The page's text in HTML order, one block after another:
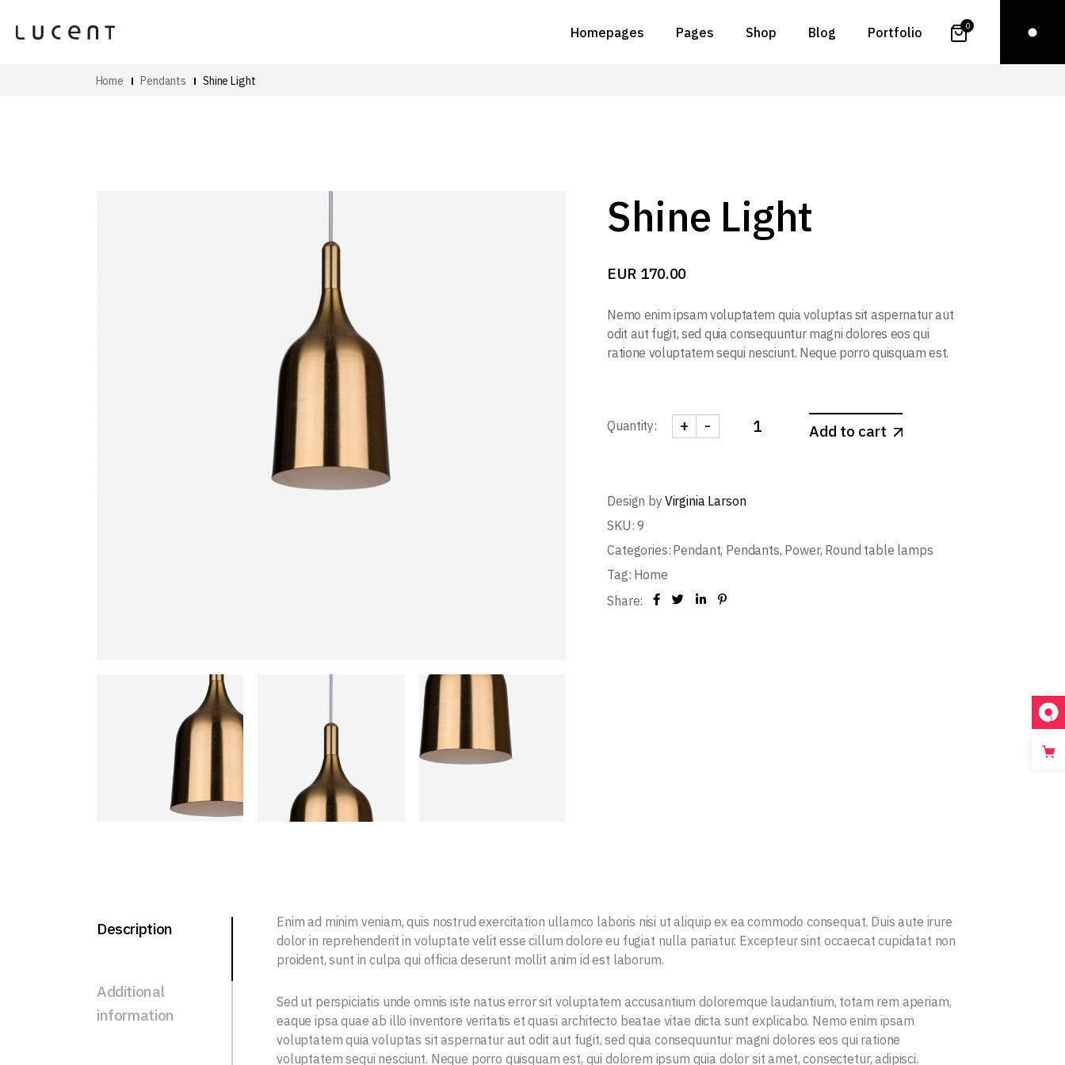
Homepages
Landing
Pages
FAQ Page
Shop Blog
Post Types
Portfolio 0
Home Pendants Shine Light
Shine Light
EUR 170.00
Nemo enim ipsam voluptatem quia voluptas sit aspernatur aut
odit aut fugit, sed quia consequuntur magni dolores eos qui
ratione voluptatem sequi nesciunt. Neque porro quisquam est.
Quantity: -
+ Add to cart
Design by Virginia Larson
SKU: 9
Categories: Pendant, Pendants, Power, Round table lamps
Tag: Home
Share:
Description
Additional
information
Enim ad minim veniam, quis nostrud exercitation ullamco laboris nisi ut aliquip ex ea commodo consequat. Duis aute irure
dolor in reprehenderit in voluptate velit esse cillum dolore eu fugiat nulla pariatur. Excepteur sint occaecat cupidatat non
proident, sunt in culpa qui officia deserunt mollit anim id est laborum.
Sed ut perspiciatis unde omnis iste natus error sit voluptatem accusantium doloremque laudantium, totam rem aperiam,
eaque ipsa quae ab illo inventore veritatis et quasi architecto beatae vitae dicta sunt explicabo. Nemo enim ipsam
voluptatem quia voluptas sit aspernatur aut odit aut fugit, sed quia consequuntur magni dolores eos qui ratione
voluptatem sequi nesciunt. Neque porro quisquam est, qui dolorem ipsum quia dolor sit amet, consectetur, adipisci.